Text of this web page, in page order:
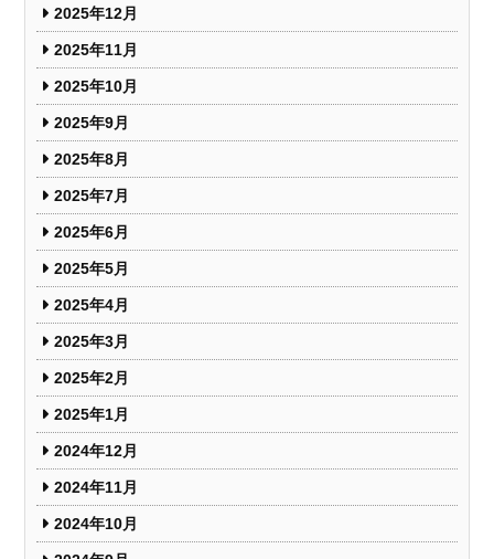
2025年12月
2025年11月
2025年10月
2025年9月
2025年8月
2025年7月
2025年6月
2025年5月
2025年4月
2025年3月
2025年2月
2025年1月
2024年12月
2024年11月
2024年10月